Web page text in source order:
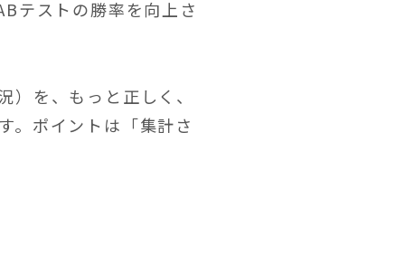
テストの勝率を向上さ
を、もっと正しく、
。ポイントは「集計さ